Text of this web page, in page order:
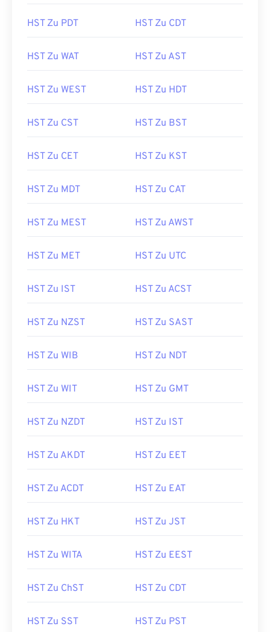
HST Zu PDT HST Zu CDT
HST Zu WAT HST Zu AST
HST Zu WEST HST Zu HDT
HST Zu CST HST Zu BST
HST Zu CET HST Zu KST
HST Zu MDT HST Zu CAT
HST Zu MEST HST Zu AWST
HST Zu MET HST Zu UTC
HST Zu IST HST Zu ACST
HST Zu NZST HST Zu SAST
HST Zu WIB HST Zu NDT
HST Zu WIT HST Zu GMT
HST Zu NZDT HST Zu IST
HST Zu AKDT HST Zu EET
HST Zu ACDT HST Zu EAT
HST Zu HKT HST Zu JST
HST Zu WITA HST Zu EEST
HST Zu ChST HST Zu CDT
HST Zu SST HST Zu PST